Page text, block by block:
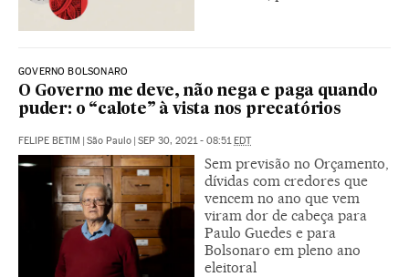
GOVERNO BOLSONARO
O Governo me deve, não nega e paga quando
puder: o “calote” à vista nos precatórios
FELIPE BETIM | São Paulo | SEP 30, 2021 - 08:51EDT
Sem previsão no Orçamento,
dívidas com credores que
vencem no ano que vem
viram dor de cabeça para
Paulo Guedes e para
Bolsonaro em pleno ano
eleitoral